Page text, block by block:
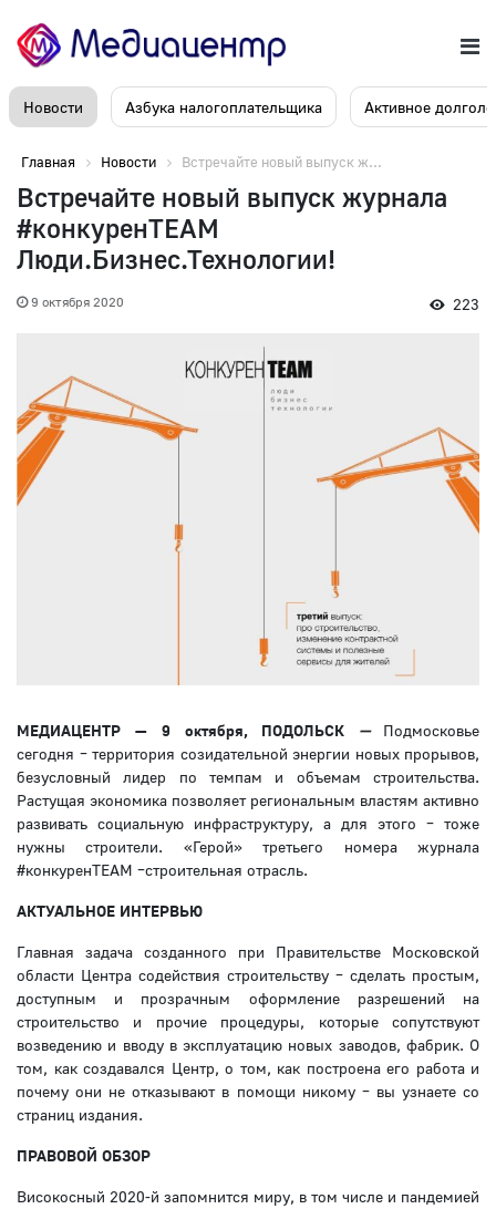
Новости Азбука налогоплательщика Активное
Главная Новости Встречайте новый выпуск ж...
Встречайте новый выпуск журнала
#конкуренTEAM
Люди.Бизнес.Технологии!
9 октября 2020 223
МЕДИАЦЕНТР — 9 октября, ПОДОЛЬСК —
Подмосковье
сегодня – территория созидательной энергии новых прорывов,
безусловный лидер по темпам и объемам строительства.
Растущая экономика позволяет региональным властям активно
развивать социальную инфраструктуру, а для этого – тоже
нужны строители. «Герой» третьего номера журнала
#конкуренTEAM –строительная отрасль.
АКТУАЛЬНОЕ ИНТЕРВЬЮ
Главная задача созданного при Правительстве Московской
области Центра содействия строительству – сделать простым,
доступным и прозрачным оформление разрешений на
строительство и прочие процедуры, которые сопутствуют
возведению и вводу в эксплуатацию новых заводов, фабрик. О
том, как создавался Центр, о том, как построена его работа и
почему они не отказывают в помощи никому – вы узнаете со
страниц издания.
ПРАВОВОЙ ОБЗОР
Високосный 2020-й запомнится миру, в том числе и пандемией